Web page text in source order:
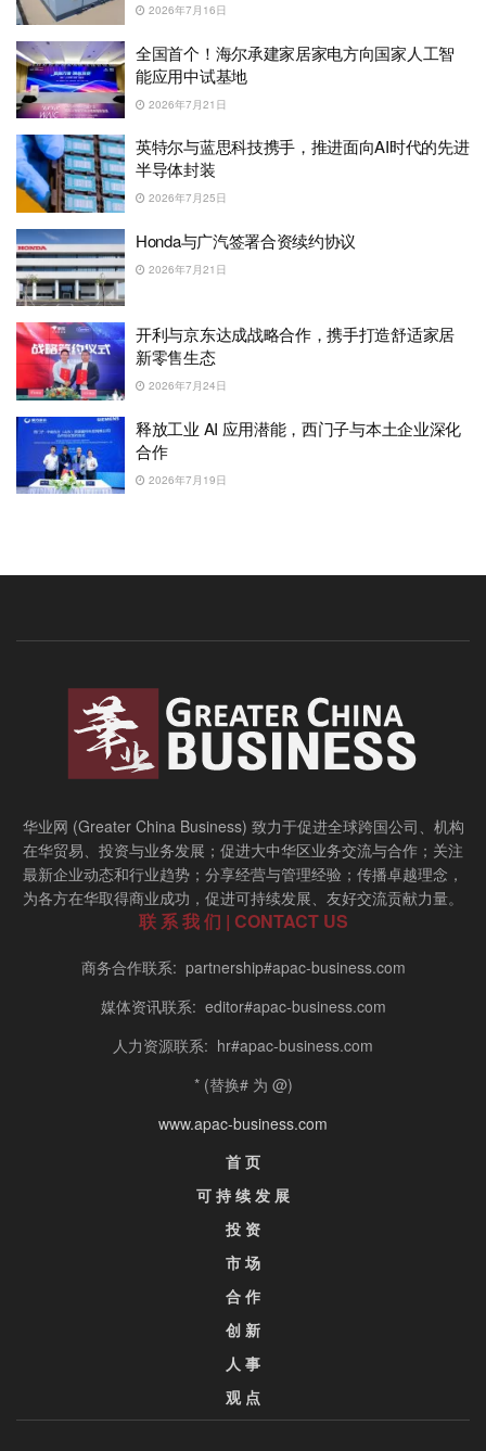
2026年7月16日
全国首个！海尔承建家居家电方向国家人工智
能应用中试基地
2026年7月21日
英特尔与蓝思科技携手，推进面向AI时代的先进
半导体封装
2026年7月25日
Honda与广汽签署合资续约协议
2026年7月21日
开利与京东达成战略合作，携手打造舒适家居
新零售生态
2026年7月24日
释放工业 AI 应用潜能，西门子与本土企业深化
合作
2026年7月19日
华业网 (Greater China Business) 致力于促进全球跨国公司、机构
在华贸易、投资与业务发展；促进大中华区业务交流与合作；关注
最新企业动态和行业趋势；分享经营与管理经验；传播卓越理念，
为各方在华取得商业成功，促进可持续发展、友好交流贡献力量。
联 系 我 们 | CONTACT US
商务合作联系: partnership#apac-business.com
媒体资讯联系: editor#apac-business.com
人力资源联系: hr#apac-business.com
* (替换# 为 @)
www.apac-business.com
首 页
可 持 续 发 展
投 资
市 场
合 作
创 新
人 事
观 点